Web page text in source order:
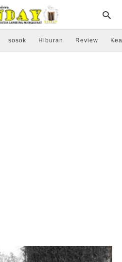
sosok Hiburan Review